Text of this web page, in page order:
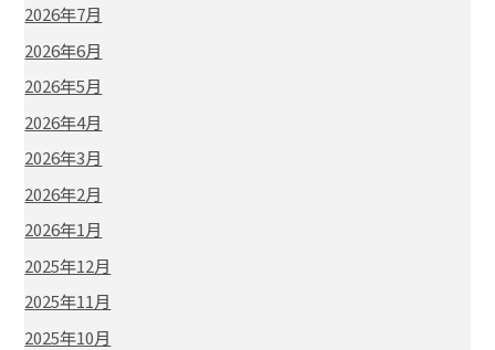
2026年7月
2026年6月
2026年5月
2026年4月
2026年3月
2026年2月
2026年1月
2025年12月
2025年11月
2025年10月